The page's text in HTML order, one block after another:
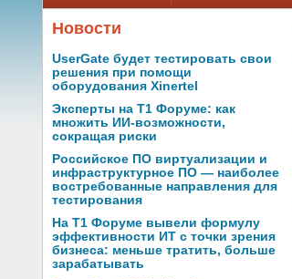
Новости
UserGate будет тестировать свои
решения при помощи
оборудования Xinertel
Эксперты на Т1 Форуме: как
множить ИИ-возможности,
сокращая риски
Российское ПО виртуализации и
инфраструктурное ПО — наиболее
востребованные направления для
тестирования
На Т1 Форуме вывели формулу
эффективности ИТ с точки зрения
бизнеса: меньше тратить, больше
зарабатывать